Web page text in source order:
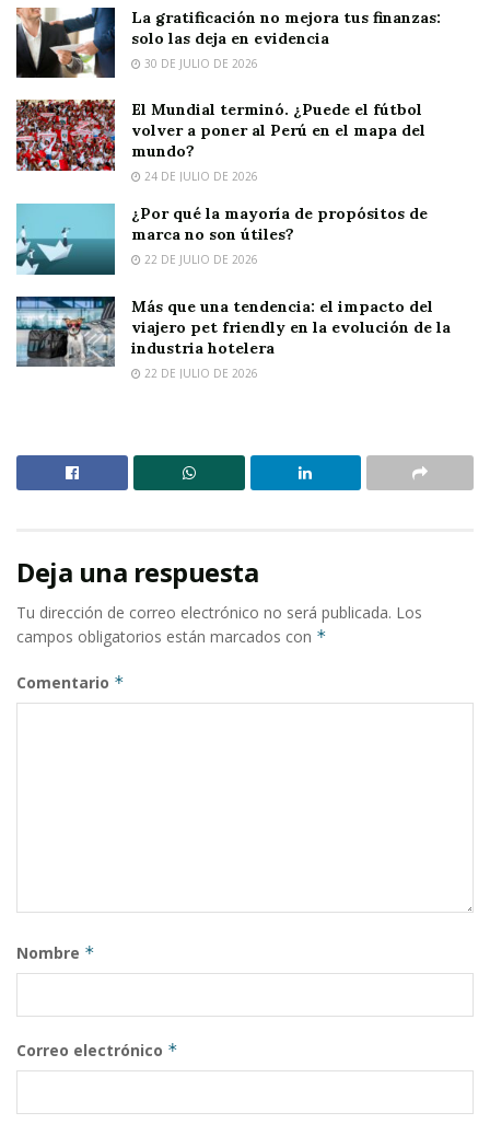
La gratificación no mejora tus finanzas:
solo las deja en evidencia
30 DE JULIO DE 2026
El Mundial terminó. ¿Puede el fútbol
volver a poner al Perú en el mapa del
mundo?
24 DE JULIO DE 2026
¿Por qué la mayoría de propósitos de
marca no son útiles?
22 DE JULIO DE 2026
Más que una tendencia: el impacto del
viajero pet friendly en la evolución de la
industria hotelera
22 DE JULIO DE 2026
Deja una respuesta
Tu dirección de correo electrónico no será publicada. Los
campos obligatorios están marcados con *
Comentario *
Nombre *
Correo electrónico *